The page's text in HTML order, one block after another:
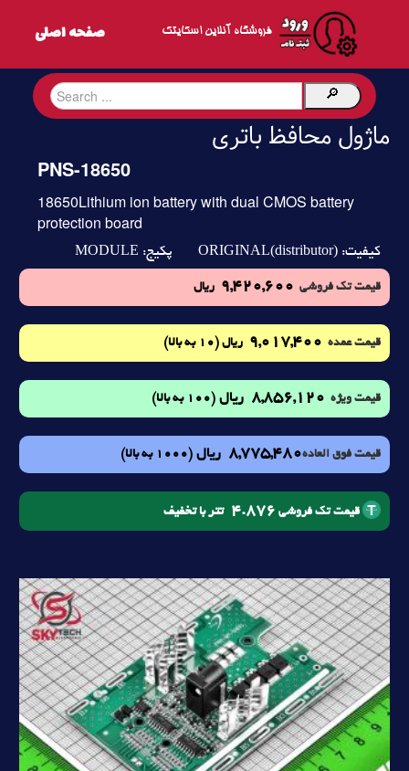
فروشگاه آنلاین اسکایتک
ماژول محافظ باتری
PNS-18650
18650Lithium ion battery with dual CMOS battery
protection board
کیفیت: ORIGINAL(distributor) پکیج: MODULE
قیمت تک فروشی 9,420,600 ریال
قیمت عمده 9,017,400 ریال (10 به بالا)
قیمت ویژه 8,856,120 ریال (100 به بالا)
قیمت فوق العاده8,775,480 ریال (1000 به بالا)
قیمت تک فروشی 4.876 تتر با تخفیف